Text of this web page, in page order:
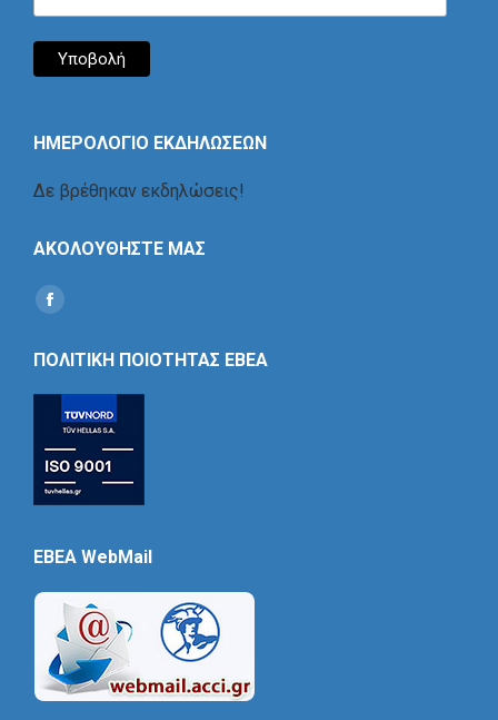
ΗΜΕΡΟΛΟΓΙΟ ΕΚΔΗΛΩΣΕΩΝ
Δε βρέθηκαν εκδηλώσεις!
ΑΚΟΛΟΥΘΗΣΤΕ ΜΑΣ
Find us on:
Social
ΠΟΛΙΤΙΚΗ ΠΟΙΟΤΗΤΑΣ ΕΒΕΑ
EBEA WebMail